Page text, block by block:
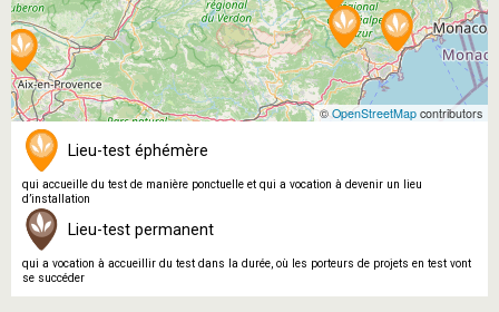
© OpenStreetMap contributors
Lieu-test éphémère
qui accueille du test de manière ponctuelle et qui a vocation à devenir un lieu
d’installation
Lieu-test permanent
qui a vocation à accueillir du test dans la durée, où les porteurs de projets en test vont
se succéder